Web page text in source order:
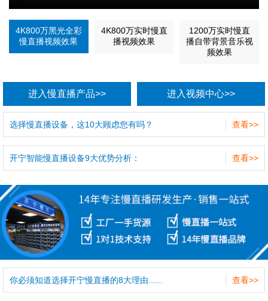
4K800万黑光全彩
慢直播视频效果
4K800万实时慢直
播视频效果
1200万实时慢直
播自带背景音乐视
频效果
进入慢直播产品>> 进入视频中心>>
查看>>
选择慢直播设备，这10大顾虑您有吗？
查看>>
开宁智能慢直播设备9大优势分析：
查看>>
你必须知道选择开宁慢直播的8大理由......